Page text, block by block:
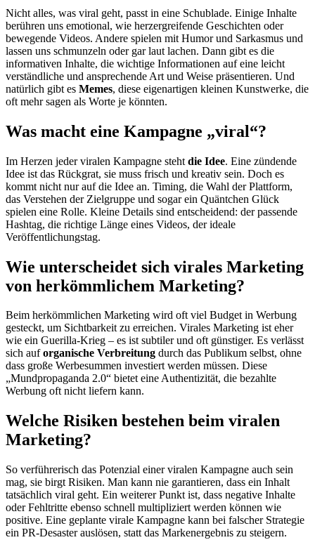
Nicht alles, was viral geht, passt in eine Schublade. Einige Inhalte
berühren uns emotional, wie herzergreifende Geschichten oder
bewegende Videos. Andere spielen mit Humor und Sarkasmus und
lassen uns schmunzeln oder gar laut lachen. Dann gibt es die
informativen Inhalte, die wichtige Informationen auf eine leicht
verständliche und ansprechende Art und Weise präsentieren. Und
natürlich gibt es Memes, diese eigenartigen kleinen Kunstwerke, die
oft mehr sagen als Worte je könnten.
Was macht eine Kampagne „viral“?
Im Herzen jeder viralen Kampagne steht die Idee. Eine zündende
Idee ist das Rückgrat, sie muss frisch und kreativ sein. Doch es
kommt nicht nur auf die Idee an. Timing, die Wahl der Plattform,
das Verstehen der Zielgruppe und sogar ein Quäntchen Glück
spielen eine Rolle. Kleine Details sind entscheidend: der passende
Hashtag, die richtige Länge eines Videos, der ideale
Veröffentlichungstag.
Wie unterscheidet sich virales Marketing
von herkömmlichem Marketing?
Beim herkömmlichen Marketing wird oft viel Budget in Werbung
gesteckt, um Sichtbarkeit zu erreichen. Virales Marketing ist eher
wie ein Guerilla-Krieg – es ist subtiler und oft günstiger. Es verlässt
sich auforganische Verbreitung durch das Publikum selbst, ohne
dass große Werbesummen investiert werden müssen. Diese
„Mundpropaganda 2.0“ bietet eine Authentizität, die bezahlte
Werbung oft nicht liefern kann.
Welche Risiken bestehen beim viralen
Marketing?
So verführerisch das Potenzial einer viralen Kampagne auch sein
mag, sie birgt Risiken. Man kann nie garantieren, dass ein Inhalt
tatsächlich viral geht. Ein weiterer Punkt ist, dass negative Inhalte
oder Fehltritte ebenso schnell multipliziert werden können wie
positive. Eine geplante virale Kampagne kann bei falscher Strategie
ein PR-Desaster auslösen, statt das Markenergebnis zu steigern.